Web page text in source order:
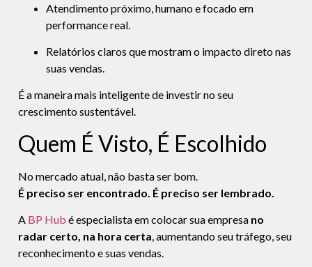
Atendimento próximo, humano e focado em
performance real.
Relatórios claros que mostram o impacto direto nas
suas vendas.
É a maneira mais inteligente de investir no seu
crescimento sustentável.
Quem É Visto, É Escolhido
No mercado atual, não basta ser bom.
É preciso ser encontrado. É preciso ser lembrado.
A BP Hub é especialista em colocar sua empresa no
radar certo, na hora certa, aumentando seu tráfego, seu
reconhecimento e suas vendas.